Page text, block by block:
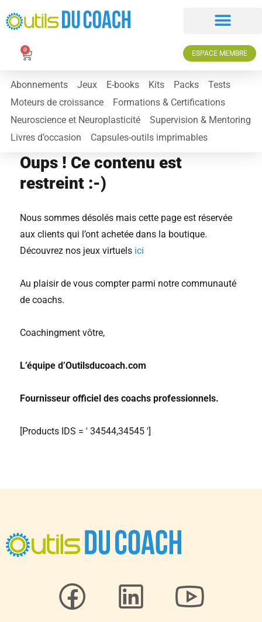
0 ESPACE MEMBRE
Abonnements Jeux E-books Kits Packs
Tests
Moteurs de croissance
Formations & Certifications
Neuroscience et Neuroplasticité
Supervision & Mentoring
Livres d’occasion
Capsules-outils imprimables
Oups ! Ce contenu est
restreint :-)
Nous sommes désolés mais cette page est réservée
aux clients qui l’ont achetée dans la boutique.
Découvrez nos jeux virtuels ici
Au plaisir de vous compter parmi notre communauté
de coachs.
Coachingment vôtre,
L’équipe d’Outilsducoach.com
Fournisseur officiel des coachs professionnels.
[Products IDS = ' 34544,34545 ']